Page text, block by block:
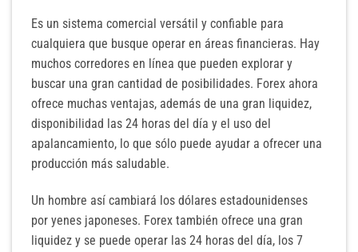
Es un sistema comercial versátil y confiable para
cualquiera que busque operar en áreas financieras. Hay
muchos corredores en línea que pueden explorar y
buscar una gran cantidad de posibilidades. Forex ahora
ofrece muchas ventajas, además de una gran liquidez,
disponibilidad las 24 horas del día y el uso del
apalancamiento, lo que sólo puede ayudar a ofrecer una
producción más saludable.
Un hombre así cambiará los dólares estadounidenses
por yenes japoneses. Forex también ofrece una gran
liquidez y se puede operar las 24 horas del día, los 7